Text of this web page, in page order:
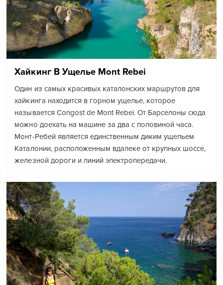
Хайкинг В Ущелье Mont Rebei
Один из самых красивых каталонских маршрутов для
хайкинга находится в горном ущелье, которое
называется Congost de Mont Rebei. От Барселоны сюда
можно доехать на машине за два с половиной часа.
Монт-Ребей является единственным диким ущельем
Каталонии, расположенным вдалеке от крупных шоссе,
железной дороги и линий электропередачи.